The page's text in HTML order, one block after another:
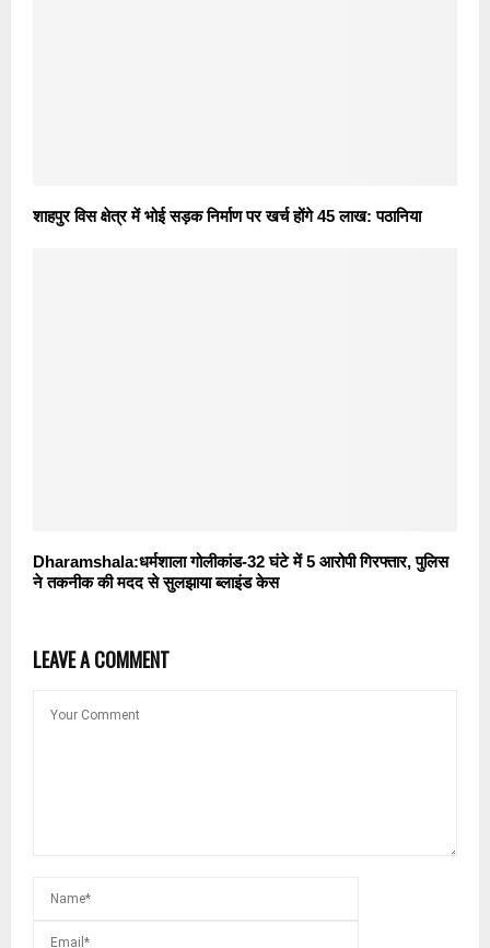
शाहपुर विस क्षेत्र में भोई सड़क निर्माण पर खर्च होंगे 45 लाख: पठानिया
Dharamshala:धर्मशाला गोलीकांड-32 घंटे में 5 आरोपी गिरफ्तार, पुलिस
ने तकनीक की मदद से सुलझाया ब्लाइंड केस
LEAVE A COMMENT